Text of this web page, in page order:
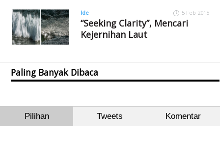
Ide 5 Feb 2015
“Seeking Clarity”, Mencari
Kejernihan Laut
Paling Banyak Dibaca
Pilihan Tweets Komentar